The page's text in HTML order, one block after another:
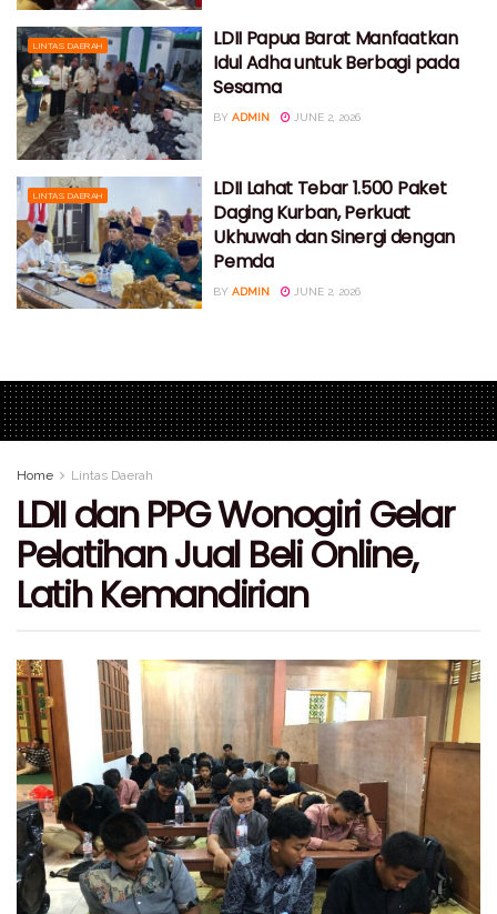
LINTAS DAERAH
LDII Papua Barat Manfaatkan
Idul Adha untuk Berbagi pada
Sesama
BY ADMIN JUNE 2, 2026
LINTAS DAERAH
LDII Lahat Tebar 1.500 Paket
Daging Kurban, Perkuat
Ukhuwah dan Sinergi dengan
Pemda
BY ADMIN JUNE 2, 2026
Home Lintas Daerah
LDII dan PPG Wonogiri Gelar
Pelatihan Jual Beli Online,
Latih Kemandirian